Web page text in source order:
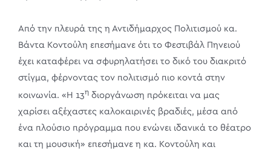
Από την πλευρά της η Αντιδήμαρχος Πολιτισμού κα.
Βάντα Κοντούλη επεσήμανε ότι το Φεστιβάλ Πηνειού
έχει καταφέρει να σφυρηλατήσει το δικό του διακριτό
στίγμα, φέρνοντας τον πολιτισμό πιο κοντά στην
κοινωνία. «Η 13η διοργάνωση πρόκειται να μας
χαρίσει αξέχαστες καλοκαιρινές βραδιές, μέσα από
ένα πλούσιο πρόγραμμα που ενώνει ιδανικά το θέατρο
και τη μουσική» επεσήμανε η κα. Κοντούλη και